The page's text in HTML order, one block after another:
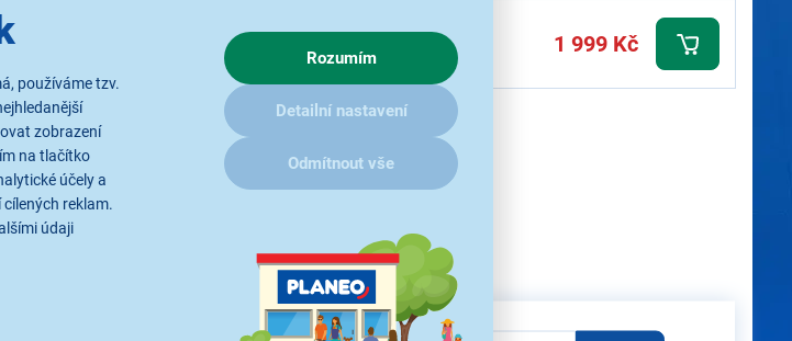
používáme tzv.
zobrazení
na tlačítko
účely a
reklam.
údaji
Rozumím
Detailní nastavení
Odmítnout vše
pohybu (auto tracking), detekce pohybu, postav/y, rozpoznání
1 999 Kč
produkty značky...